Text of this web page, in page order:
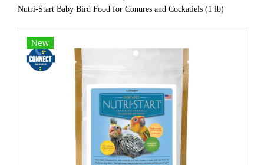
Nutri-Start Baby Bird Food for Conures and Cockatiels (1 lb)
New